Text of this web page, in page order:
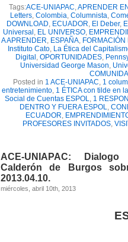
Tags:ACE-UNIAPAC,APRENDER
Letters, Colombia, Columnista,
DOWNLOAD, ECUADOR, El Deber,
Universal , EL UNIVERSO,
A APRENDER, ESPAÑA,
Instituto Cato, La Ética del
Digital , OPORTUNIDADES,
Universidad George Mason,
Posted in 1 ACE-UNIAPAC, 1
entretenimiento, 1 ÉTICA con tilde en
Social de Cuentas ESPOL, 1
DENTRO Y FUERA ESPOL,
ECUADOR,
PROFESORES INVITADOS,
ACE-UNIAPAC:
Calderón de Burgos
2013.04.10.
miércoles, abril 10th, 2013